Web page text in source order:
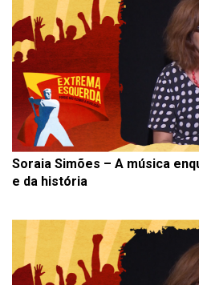
Soraia Simões – A música
e da história